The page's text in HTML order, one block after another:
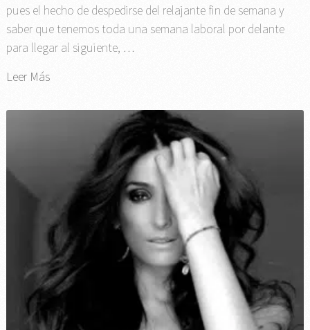
pues el hecho de despedirse del relajante fin de semana y
saber que tenemos toda una semana laboral por delante
para llegar al siguiente, …
Leer Más